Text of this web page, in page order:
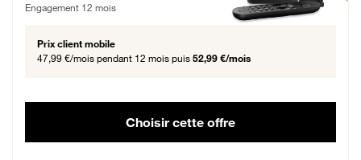
Engagement 12 mois
Prix client mobile
47,99 €/mois pendant 12 mois puis 52,99 €/mois
Choisir cette offre